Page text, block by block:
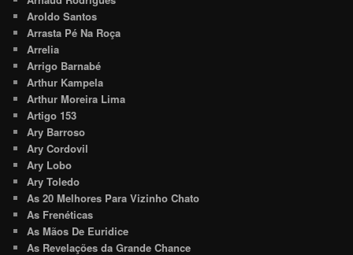
Aroldo Santos
Arrasta Pé Na Roça
Arrelia
Arrigo Barnabé
Arthur Kampela
Arthur Moreira Lima
Artigo 153
Ary Barroso
Ary Cordovil
Ary Lobo
Ary Toledo
As 20 Melhores Para Vizinho Chato
As Frenéticas
As Mãos De Euridice
As Revelações da Grande Chance